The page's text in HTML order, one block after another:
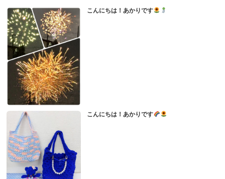
こんにちは！あかりです
こんにちは！あかりです